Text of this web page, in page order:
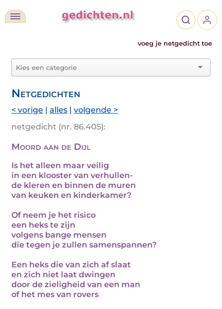
voeg je netgedicht toe
Netgedichten
< vorige | alles | volgende >
netgedicht (nr. 86.405):
Moord aan de Dijl
Is het alleen maar veilig
in een klooster van verhullen-
de kleren en binnen de muren
van keuken en kinderkamer?
Of neem je het risico
een heks te zijn
volgens bange mensen
die tegen je zullen samenspannen?
Een heks die van zich af slaat
en zich niet laat dwingen
door de zieligheid van een man
of het mes van rovers